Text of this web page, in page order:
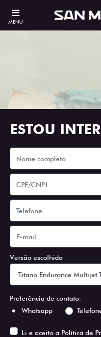
MENU
ESTOU
Versão escolhida
Preferência de contato:
Whatsapp
Li e aceito a Política de